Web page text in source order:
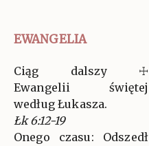
EWANGELIA
Ciąg dalszy ☩
Ewangelii świętej
według Łukasza.
Łk 6:12-19
Onego czasu: Odszedł